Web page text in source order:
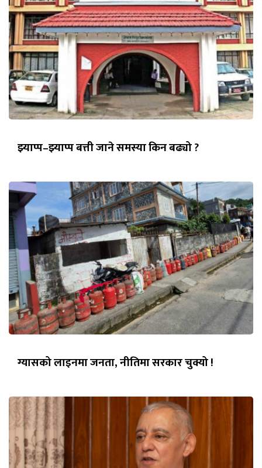
झ्याप्प–झ्याप्प बत्ती जाने समस्या किन बढ्यो ?
ग्यासको लाइनमा जनता, नीतिमा सरकार चुक्यो !